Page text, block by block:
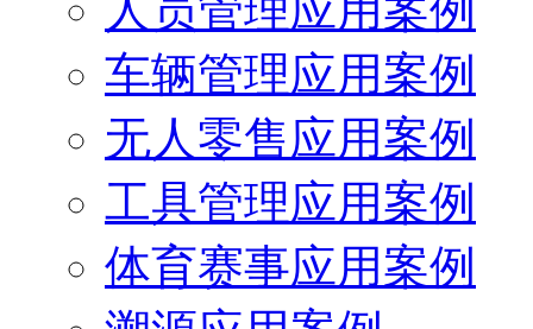
车辆管理应用案例
无人零售应用案例
工具管理应用案例
体育赛事应用案例